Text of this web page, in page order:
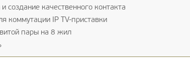
создание качественного контакта
коммутации IP TV-приставки
пары на 8 жил